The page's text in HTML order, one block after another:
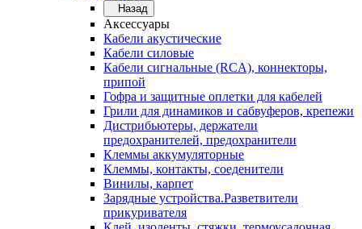
Назад
Аксессуары
Кабели акустические
Кабели силовые
Кабели сигнальные (RCA), коннекторы,
припой
Гофра и защитные оплетки для кабелей
Грили для динамиков и сабвуферов, крепежи
Дистрибьютеры, держатели
предохранителей, предохранители
Клеммы аккумуляторные
Клеммы, контакты, соеденители
Винилы, карпет
Зарядные устройства.Разветвители
прикуривателя